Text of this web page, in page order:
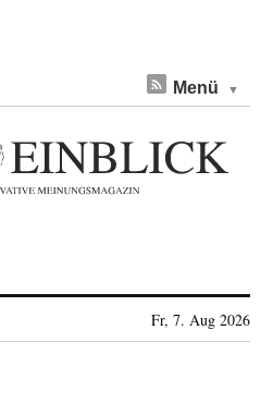
Menü
Fr, 7. Aug 2026